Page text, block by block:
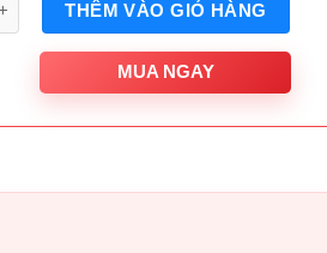
THÊM VÀO GIỎ HÀNG
MUA NGAY